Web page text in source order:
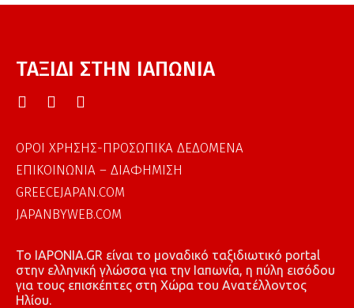
ΤΑΞΙΔΙ ΣΤΗΝ ΙΑΠΩΝΙΑ
ΟΡΟΙ ΧΡΗΣΗΣ-ΠΡΟΣΩΠΙΚΑ ΔΕΔΟΜΕΝΑ
ΕΠΙΚΟΙΝΩΝΙΑ – ΔΙΑΦΗΜΙΣΗ
GREECEJAPAN.COM
JAPANBYWEB.COM
To IAPONIA.GR είναι το μοναδικό ταξιδιωτικό portal
στην ελληνική γλώσσα για την Ιαπωνία, η πύλη εισόδου
για τους επισκέπτες στη Χώρα του Ανατέλλοντος
Ηλίου.